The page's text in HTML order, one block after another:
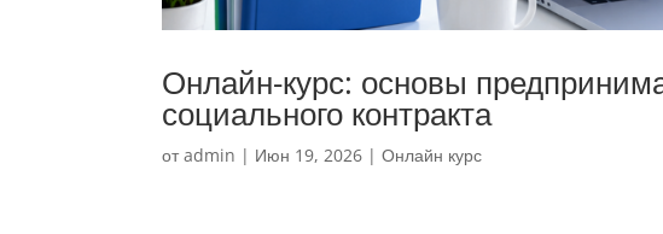
Онлайн-курс: основы
социального контракта
отadmin | Июн 19, 2026 |Онлайн курс